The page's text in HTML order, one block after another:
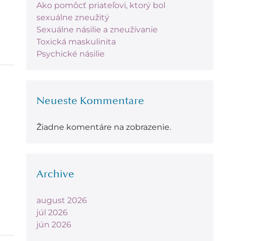
Ako pomôcť priateľovi, ktorý bol
sexuálne zneužitý
Sexuálne násilie a zneužívanie
Toxická maskulinita
Psychické násilie
Neueste Kommentare
Žiadne komentáre na zobrazenie.
Archive
august 2026
júl 2026
jún 2026